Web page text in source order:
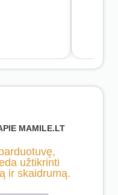
MAMILE.LT
užtikrinti
ir skaidrumą.